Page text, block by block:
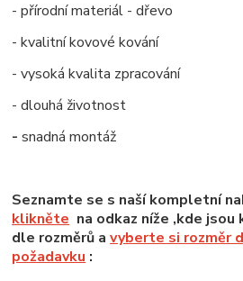
- přírodní materiál - dřevo
- kvalitní kovové kování
- vysoká kvalita zpracování
- dlouhá životnost
-snadná montáž
Seznamte se s naší kompletní
klikněte na odkaz níže ,kde
dle rozměrů avyberte si rozměr
požadavku :